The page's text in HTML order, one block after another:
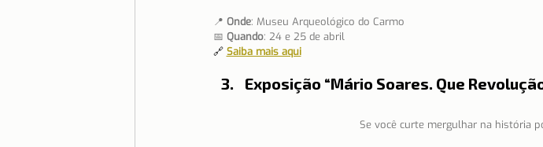
📍 Onde: Museu Arqueológico do Carmo
📅 Quando: 24 e 25 de abril
🔗 Saiba mais aqui
Exposição “Mário Soares. Que
Se você curte mergulhar na história